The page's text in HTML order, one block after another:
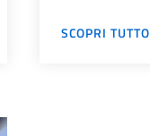
SCOPRI TUTTO